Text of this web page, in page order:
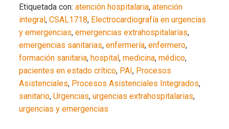
Etiquetada con:atención hospitalaria,atención
integral,CSAL1718, Electrocardiografía en urgencias
y emergencias,emergencias extrahospitalarias,
emergencias sanitarias,enfermería,enfermero,
formación sanitaria, hospital,medicina,médico,
pacientes en estado crítico, PAI, Procesos
Asistenciales, Procesos Asistenciales Integrados,
sanitario,Urgencias,urgencias extrahospitalarias,
urgencias y emergencias